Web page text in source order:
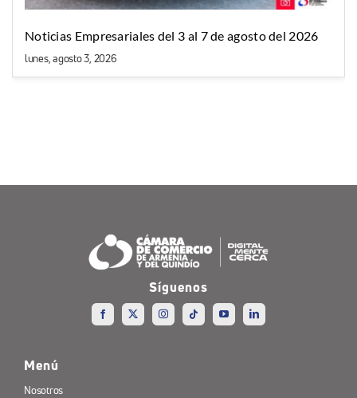
Noticias Empresariales del 3 al 7 de agosto del 2026
lunes, agosto 3, 2026
Síguenos
Menú
Nosotros